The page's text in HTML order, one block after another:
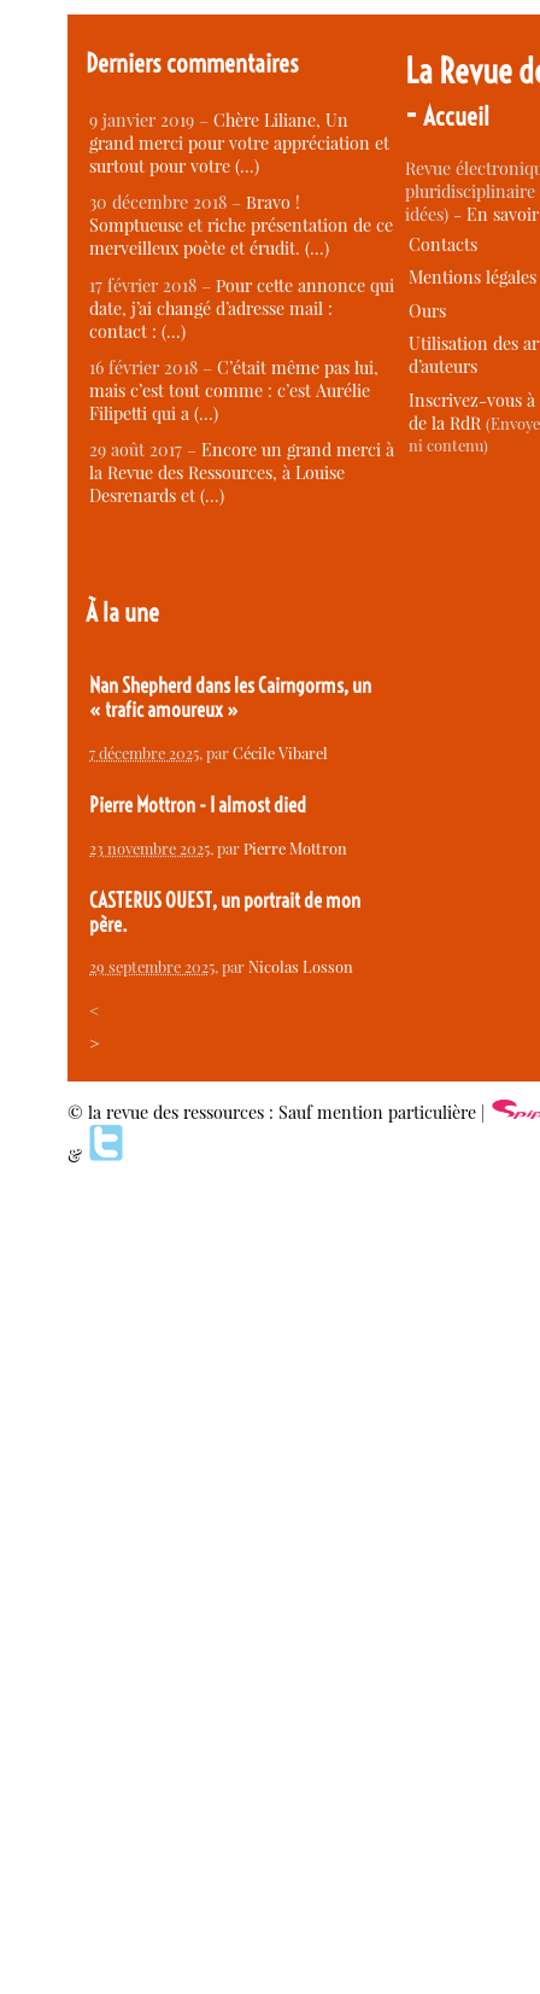
Derniers commentaires
9 janvier 2019 –Chère Liliane, Un
grand merci pour votre appréciation et
surtout pour votre (…)
30 décembre 2018 –Bravo !
Somptueuse et riche présentation de ce
merveilleux poète et érudit. (…)
17 février 2018 –Pour cette annonce qui
date, j’ai changé d’adresse mail :
contact : (…)
16 février 2018 –C’était même pas lui,
mais c’est tout comme : c’est Aurélie
Filipetti qui a (…)
29 août 2017 –Encore un grand merci à
la Revue des Ressources, à Louise
Desrenards et (…)
À la une
Nan Shepherd dans les Cairngorms, un
« trafic amoureux »
7 décembre 2025, parCécile Vibarel
Pierre Mottron - I almost died
23 novembre 2025, parPierre Mottron
CASTERUS OUEST, un portrait de mon
père.
29 septembre 2025, parNicolas Losson
<
>
La Revue
-Accueil
Revue
idées) -En
Contacts
Mentions légales
Ours
Utilisation des
d’auteurs
Inscrivez-vous
de la RdR
ni contenu)
© la revue des ressources : Sauf mention particulière |
&